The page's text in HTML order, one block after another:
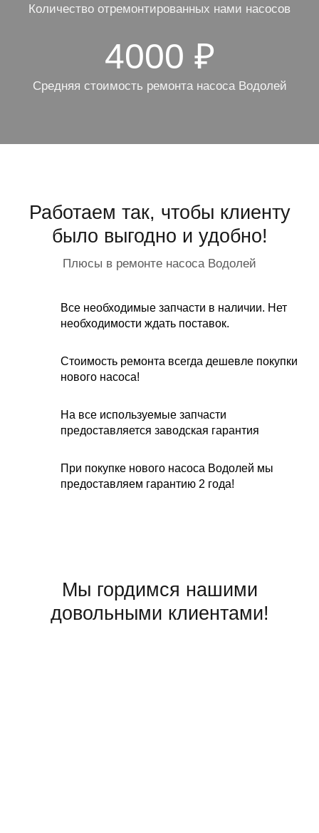
Количество отремонтированных нами насосов
4000 ₽
Средняя стоимость ремонта насоса Водолей
Работаем так, чтобы клиенту
было выгодно и удобно!
Плюсы в ремонте насоса Водолей
Все необходимые запчасти в наличии. Нет
необходимости ждать поставок.
Стоимость ремонта всегда дешевле покупки
нового насоса!
На все используемые запчасти
предоставляется заводская гарантия
При покупке нового насоса Водолей мы
предоставляем гарантию 2 года!
Мы гордимся нашими
довольными клиентами!